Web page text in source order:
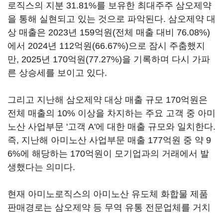
로직스의 지분 31.81%를 보유한 최대주주 삼오제약
을 통해 실현되고 있는 것으로 파악된다. 삼오제약 대
상 매출은 2023년 159억원(전체 매출 대비 76.08%)
에서 2024년 112억원(66.67%)으로 잠시 주춤했지
만, 2025년 170억원(77.27%)을 기록하며 다시 가파
른 상승세를 보이고 있다.
그리고 지난해 삼오제약 대상 매출 규모 170억원은
전체 매출의 10% 이상을 차지하는 주요 고객 중 아미
노산 사업부문 '고객 A'에 대한 매출 규모와 일치한다.
즉, 지난해 아미노산 사업부문 매출 177억원 중 약 9
6%에 해당하는 170억원이 모기업과의 거래에서 발
생했다는 의미다.
현재 아미노로직스의 아미노산 유도체 화합물 제품
판매경로는 삼오제약 등 무역 유통 전문업체를 거치